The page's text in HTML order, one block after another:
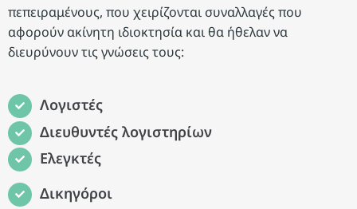
πεπειραμένους, που χειρίζονται συναλλαγές που
αφορούν ακίνητη ιδιοκτησία και θα ήθελαν να
διευρύνουν τις γνώσεις τους:
Λογιστές
Διευθυντές λογιστηρίων
Ελεγκτές
Δικηγόροι